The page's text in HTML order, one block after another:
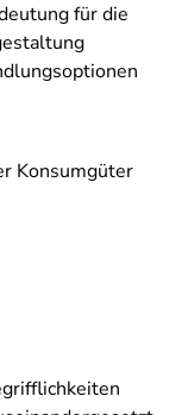
für die
Konsumgüter